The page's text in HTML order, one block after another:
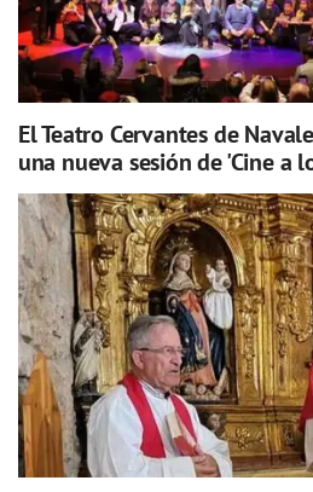
El Teatro Cervantes de
una nueva sesión de 'Cine a